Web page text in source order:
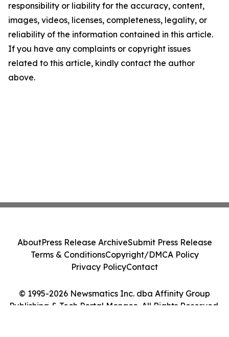
responsibility or liability for the accuracy, content,
images, videos, licenses, completeness, legality, or
reliability of the information contained in this article.
If you have any complaints or copyright issues
related to this article, kindly contact the author
above.
© 1995-2026 Newsmatics Inc. dba Affinity Group
Publishing & Tech Portal Monaco. All Rights Reserved.
AboutPress Release ArchiveSubmit Press Release
Terms & ConditionsCopyright/DMCA Policy
Privacy PolicyContact